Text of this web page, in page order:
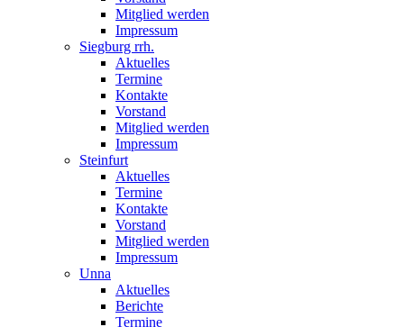
Mitglied werden
Impressum
Siegburg rrh.
Aktuelles
Termine
Kontakte
Vorstand
Mitglied werden
Impressum
Steinfurt
Aktuelles
Termine
Kontakte
Vorstand
Mitglied werden
Impressum
Unna
Aktuelles
Berichte
Termine